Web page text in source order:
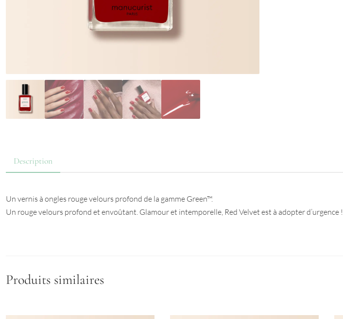
Description
Un vernis à ongles rouge velours profond de la gamme Green™.
Un rouge velours profond et envoûtant. Glamour et intemporelle, Red Velvet est à adopter d’urgence !
Produits similaires